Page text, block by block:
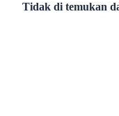
Tidak di temukan